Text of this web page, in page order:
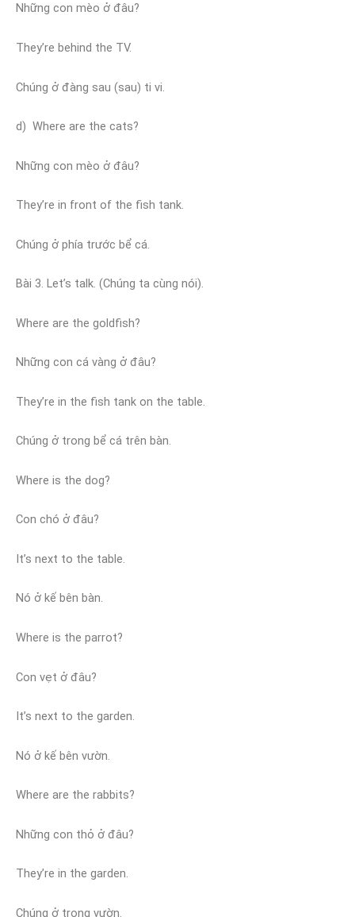
Những con mèo ở đâu?
They’re behind the TV.
Chúng ở đàng sau (sau) ti vi.
d) Where are the cats?
Những con mèo ở đâu?
They’re in front of the fish tank.
Chúng ở phía trước bể cá.
Bài 3. Let’s talk. (Chúng ta cùng nói).
Where are the goldfish?
Những con cá vàng ở đâu?
They’re in the fish tank on the table.
Chúng ở trong bể cá trên bàn.
Where is the dog?
Con chó ở đâu?
It’s next to the table.
Nó ở kế bên bàn.
Where is the parrot?
Con vẹt ở đâu?
It’s next to the garden.
Nó ở kế bên vườn.
Where are the rabbits?
Những con thỏ ở đâu?
They’re in the garden.
Chúng ở trong vườn.